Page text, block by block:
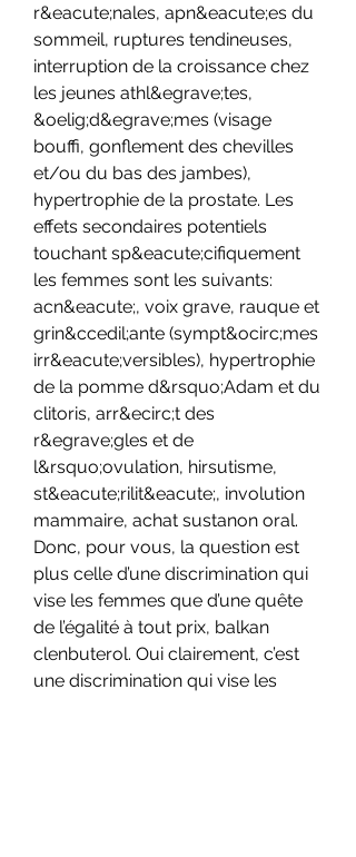
r&eacute;nales, apn&eacute;es du
sommeil, ruptures tendineuses,
interruption de la croissance chez
les jeunes athl&egrave;tes,
&oelig;d&egrave;mes (visage
bouffi, gonflement des chevilles
et/ou du bas des jambes),
hypertrophie de la prostate. Les
effets secondaires potentiels
touchant sp&eacute;cifiquement
les femmes sont les suivants:
acn&eacute;, voix grave, rauque et
grin&ccedil;ante (sympt&ocirc;mes
irr&eacute;versibles), hypertrophie
de la pomme d&rsquo;Adam et du
clitoris, arr&ecirc;t des
r&egrave;gles et de
l&rsquo;ovulation, hirsutisme,
st&eacute;rilit&eacute;, involution
mammaire, achat sustanon oral.
Donc, pour vous, la question est
plus celle d’une discrimination qui
vise les femmes que d’une quête
de l’égalité à tout prix, balkan
clenbuterol. Oui clairement, c’est
une discrimination qui vise les